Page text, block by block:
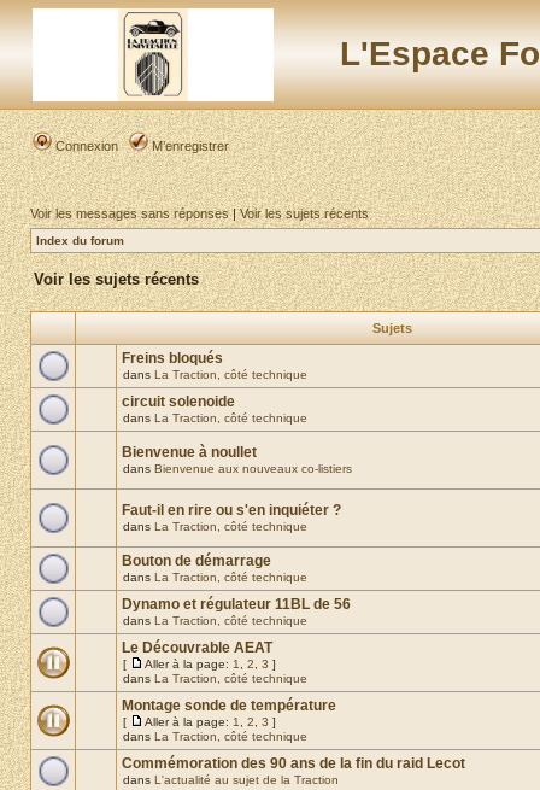
L'Espace
Connexion M’enregistrer
Voir les messages sans réponses|Voir les sujets récents
Index du forum
Voir les sujets récents
Sujets
Freins bloqués
dans La Traction, côté technique
circuit solenoide
dans La Traction, côté technique
Bienvenue à noullet
dans Bienvenue aux nouveaux co-listiers
Faut-il en rire ou s'en inquiéter ?
dans La Traction, côté technique
Bouton de démarrage
dans La Traction, côté technique
Dynamo et régulateur 11BL de 56
dans La Traction, côté technique
Le Découvrable AEAT
[ Aller à la page: 1 2 3 ]
dans La Traction, côté technique
Montage sonde de température
[ Aller à la page: 1 2 3 ]
dans La Traction, côté technique
Commémoration des 90 ans de la fin du raid Lecot
dans L'actualité au sujet de la Traction